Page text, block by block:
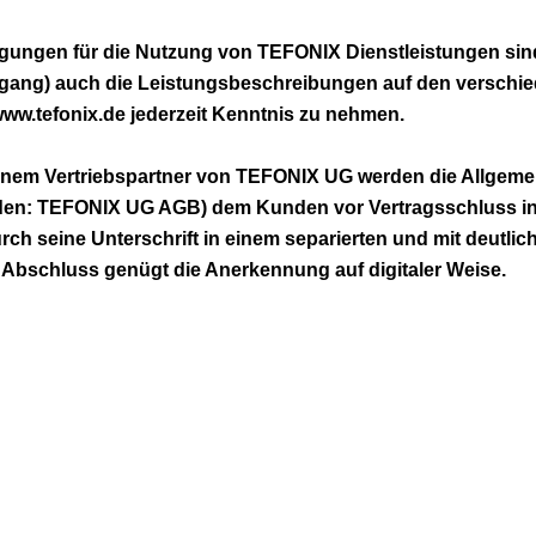
für die Nutzung von TEFONIX Dienstleistungen
auch die Leistungsbeschreibungen auf den
jederzeit Kenntnis zu nehmen.
Vertriebspartner von TEFONIX UG werden die
TEFONIX UG AGB) dem Kunden vor Vertragsschluss
seine Unterschrift in einem separierten und mit
genügt die Anerkennung auf digitaler Weise.